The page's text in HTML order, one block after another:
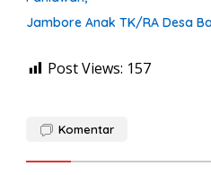
Jambore Anak TK/RA Desa
Post Views: 157
Komentar